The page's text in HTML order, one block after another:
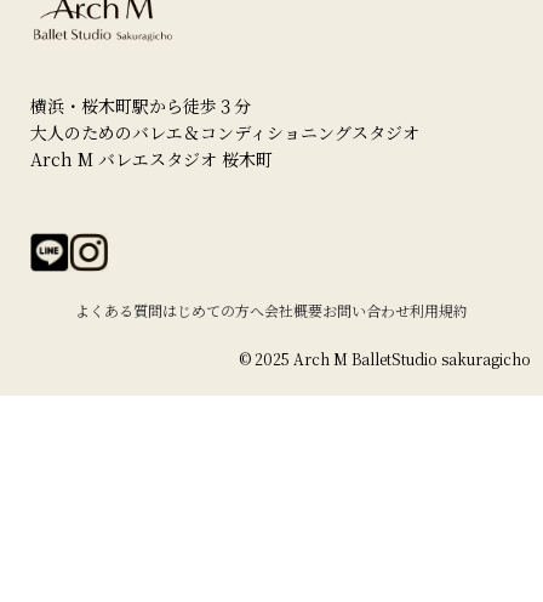
横浜・桜木町駅から徒歩３分
大人のためのバレエ＆コンディショニングスタジオ
Arch M バレエスタジオ 桜木町
よくある質問はじめての方へ会社概要お問い合わせ利用規約
© 2025 Arch M BalletStudio sakuragicho